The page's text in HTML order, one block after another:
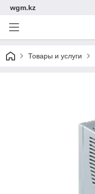
wgm.kz
Товары и услуги